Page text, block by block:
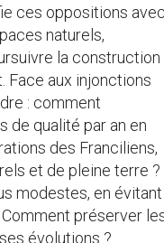
ces oppositions
naturels,
la construction
Face aux injonctions
: comment
de qualité par an en
des Franciliens,
et de pleine terre ?
modestes, en évitant
préserver
évolutions ?